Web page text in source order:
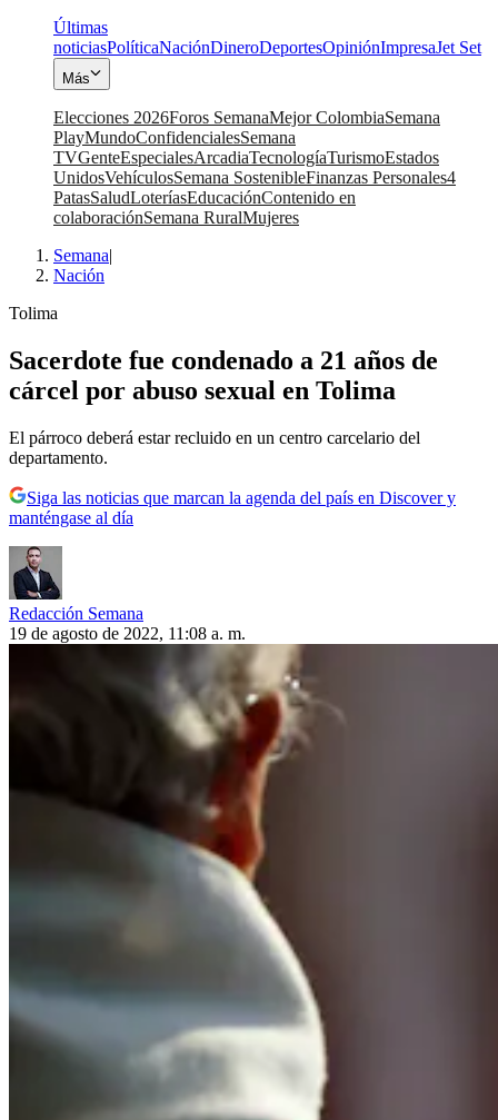
Últimas
noticiasPolíticaNaciónDineroDeportesOpiniónImpresaJet Set
Más
Elecciones 2026Foros SemanaMejor ColombiaSemana
PlayMundoConfidencialesSemana
TVGenteEspecialesArcadiaTecnologíaTurismoEstados
UnidosVehículosSemana SostenibleFinanzas Personales4
PatasSaludLoteríasEducaciónContenido en
colaboraciónSemana RuralMujeres
Semana|
Nación
Tolima
Sacerdote fue condenado a 21 años de
cárcel por abuso sexual en Tolima
El párroco deberá estar recluido en un centro carcelario del
departamento.
Siga las noticias que marcan la agenda del país en Discover y
manténgase al día
Redacción Semana
19 de agosto de 2022, 11:08 a. m.